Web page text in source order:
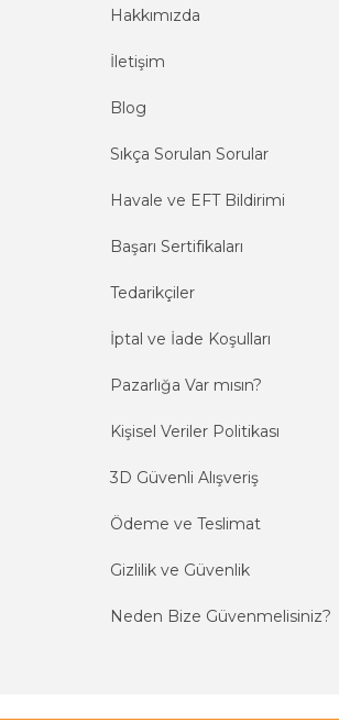
Hakkımızda
İletişim
Blog
Sıkça Sorulan Sorular
Havale ve EFT Bildirimi
Başarı Sertifikaları
Tedarikçiler
İptal ve İade Koşulları
Pazarlığa Var mısın?
Kişisel Veriler Politikası
3D Güvenli Alışveriş
Ödeme ve Teslimat
Gizlilik ve Güvenlik
Neden Bize Güvenmelisiniz?